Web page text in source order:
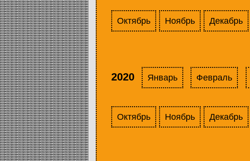
Октябрь Ноябрь Декабрь
2020 Январь Февраль
Октябрь Ноябрь Декабрь